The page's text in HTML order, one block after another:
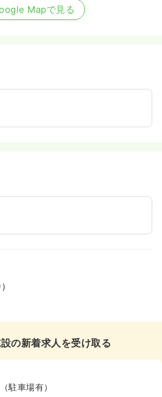
Mapで見る
)
の新着求人を受け取る
駐車場有）